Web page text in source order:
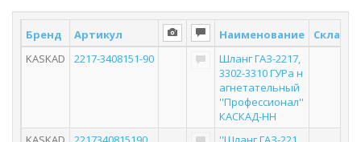
Бренд Артикул Наименование
Склад *
KASKAD
2217-3408151-90
Шланг ГАЗ-2217,
3302-3310 ГУРа н
агнетательный
''Профессионал''
КАСКАД-НН